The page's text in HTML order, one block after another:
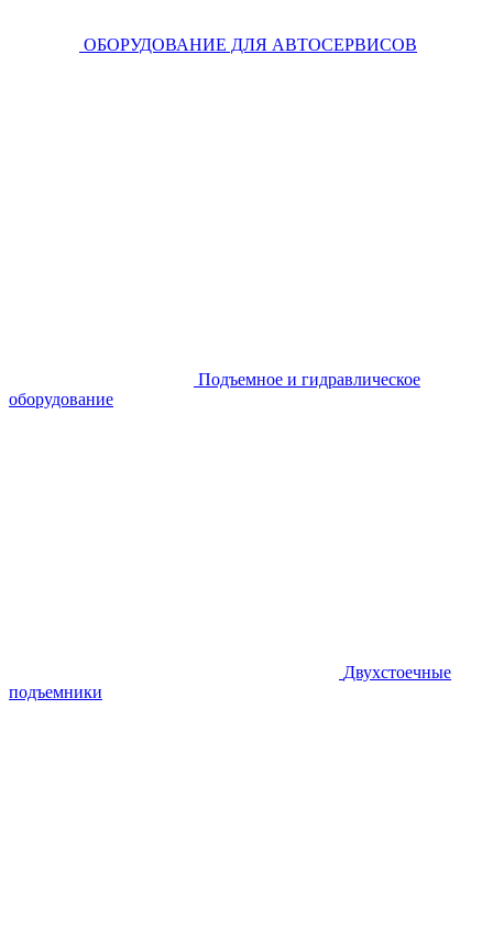
ОБОРУДОВАНИЕ ДЛЯ АВТОСЕРВИСОВ
Подъемное и гидравлическое
оборудование
Двухстоечные
подъемники